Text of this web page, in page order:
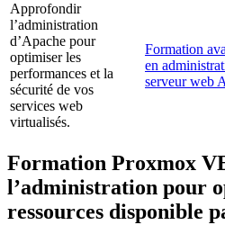
Approfondir
l’administration
d’Apache pour
optimiser les
performances et la
sécurité de vos
services web
virtualisés.
Formation
en
serveur web
Formation Proxmox
l’administration pour
ressources disponible